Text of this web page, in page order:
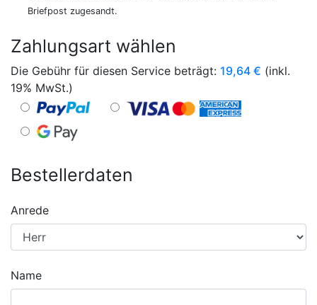
Briefpost zugesandt.
Zahlungsart wählen
Die Gebühr für diesen Service beträgt: 19,64 € (inkl.
19% MwSt.)
Bestellerdaten
Anrede
Name